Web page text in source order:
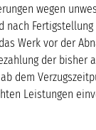
wegen
nach
Werk vor der
der bisher
dem
Leistungen